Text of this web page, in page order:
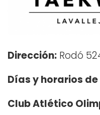
Dirección: Rodó
Días y horarios
Club Atlético